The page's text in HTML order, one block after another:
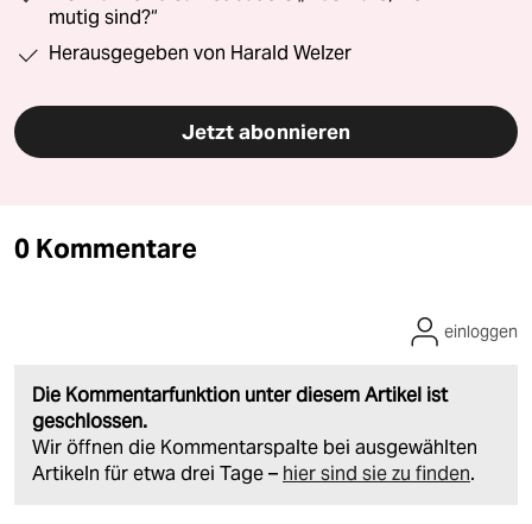
mutig sind?“
Herausgegeben von Harald Welzer
Jetzt abonnieren
0 Kommentare
Die Kommentarfunktion unter diesem Artikel ist
geschlossen.
Wir öffnen die Kommentarspalte bei ausgewählten
Artikeln für etwa drei Tage – hier sind sie zu finden.
einloggen